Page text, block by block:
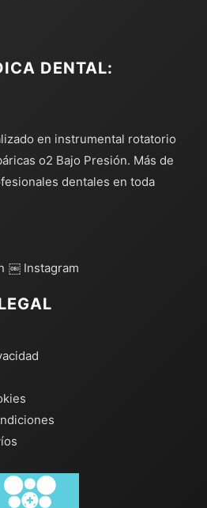
DENTAL:
en instrumental rotatorio
o2 Bajo Presión. Más de
dentales en toda
￼ Instagram